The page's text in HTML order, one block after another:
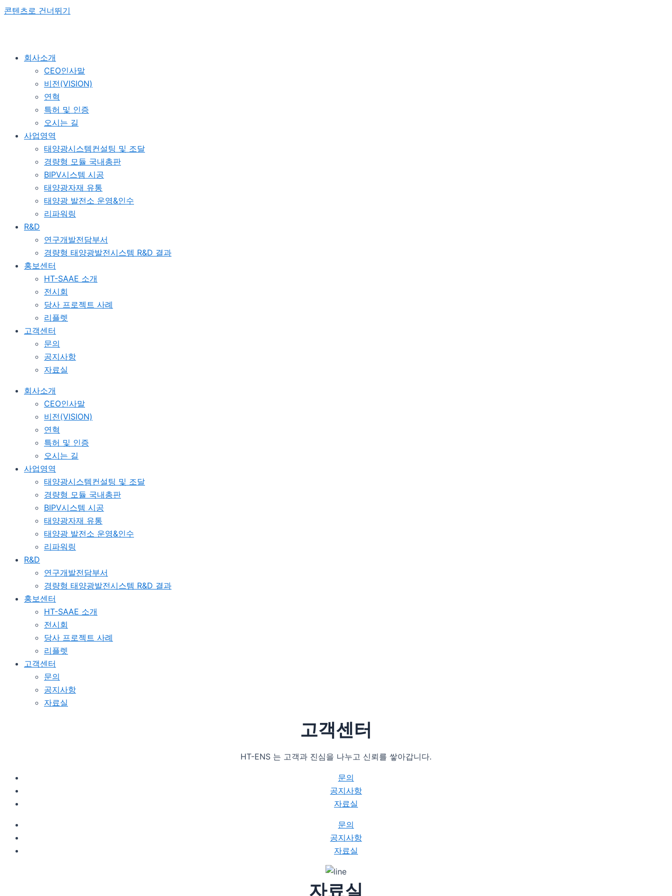
콘텐츠로 건너뛰기
회사소개
CEO인사말
비전(VISION)
연혁
특허 및 인증
오시는 길
사업영역
태양광시스템컨설팅 및 조달
경량형 모듈 국내총판
BIPV시스템 시공
태양광자재 유통
태양광 발전소 운영&인수
리파워링
R&D
연구개발전담부서
경량형 태양광발전시스템 R&D 결과
홍보센터
HT-SAAE 소개
전시회
당사 프로젝트 사례
리플렛
고객센터
문의
공지사항
자료실
회사소개
CEO인사말
비전(VISION)
연혁
특허 및 인증
오시는 길
사업영역
태양광시스템컨설팅 및 조달
경량형 모듈 국내총판
BIPV시스템 시공
태양광자재 유통
태양광 발전소 운영&인수
리파워링
R&D
연구개발전담부서
경량형 태양광발전시스템 R&D 결과
홍보센터
HT-SAAE 소개
전시회
당사 프로젝트 사례
리플렛
고객센터
문의
공지사항
자료실
고객센터
HT-ENS 는 고객과 진심을 나누고 신뢰를 쌓아갑니다.
문의
공지사항
자료실
문의
공지사항
자료실
자료실